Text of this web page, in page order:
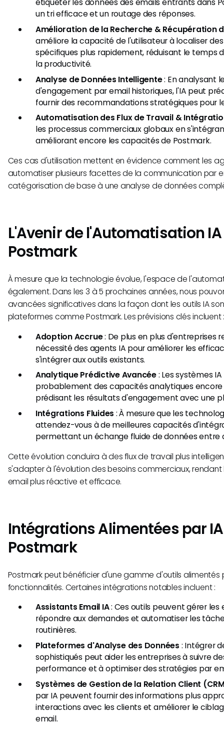
un tri efficace et un routage des réponses.
Amélioration de la Recherche & Récupération
améliore la capacité de l'utilisateur à localiser
spécifiques plus rapidement, réduisant le temps
la productivité.
Analyse de Données Intelligente: En analysant
d'engagement par email historiques, l'IA peut
fournir des recommandations stratégiques pour
Automatisation des Flux de Travail &
les processus commerciaux globaux en
améliorant encore les capacités de Postmark.
Ces cas d'utilisation mettent en évidence comment les
automatiser plusieurs facettes de la communication par
catégorisation de base à une analyse de données
L'Avenir de l'Automatisation
Postmark
À mesure que la technologie évolue, l'espace de
également. Dans les 3 à 5 prochaines années, nous
avancées significatives dans la façon dont les outils IA
plateformes comme Postmark. Les prévisions clés incluent
Adoption Accrue: De plus en plus d'entreprises
nécessité des agents IA pour améliorer les
s'intégrer aux outils existants.
Analytique Prédictive Avancée: Les systèmes
probablement des capacités analytiques encore
prédisant les résultats d'engagement avec une
Intégrations Fluides : À mesure que les
attendez-vous à de meilleures capacités
permettant un échange fluide de données entre
Cette évolution conduira à des flux de travail plus
s'adapter à l'évolution des besoins commerciaux,
email plus réactive et efficace.
Intégrations Alimentées par
Postmark
Postmark peut bénéficier d'une gamme d'outils alimentés
fonctionnalités. Certaines intégrations notables incluent :
Assistants Email IA: Ces outils peuvent gérer les
répondre aux demandes et automatiser les
routinières.
Plateformes d'Analyse des Données : Intégrer
sophistiqués peut aider les entreprises à suivre
performance et à optimiser des stratégies par
Systèmes de Gestion de la Relation Client
par IA peuvent fournir des informations plus
interactions avec les clients et améliorer le
email.